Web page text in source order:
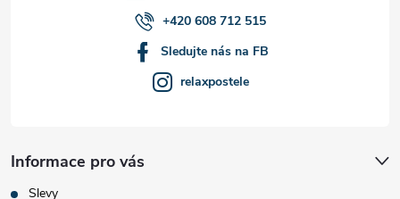
+420 608 712 515
Sledujte nás na FB
relaxpostele
Informace pro vás
Slevy